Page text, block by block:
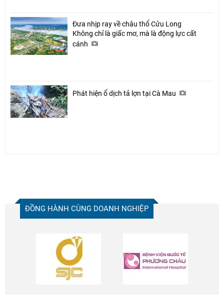
Đưa nhịp ray về châu thổ Cửu Long
Không chỉ là giấc mơ, mà là động lực cất
cánh
Phát hiện ổ dịch tả lợn tại Cà Mau
ĐỒNG HÀNH CÙNG DOANH NGHIỆP